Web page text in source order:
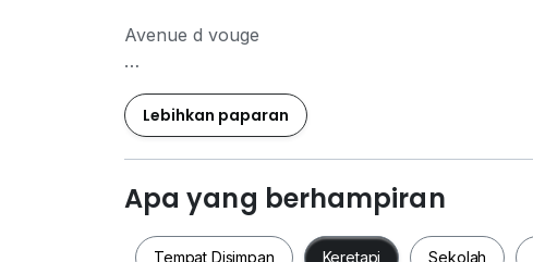
Avenue d vouge
-1 rooms, 1 bathrooms
-1 carpark
-Fully Furnish
-Available now
Rental: RM 1900
Lebihkan paparan
Apa yang berhampiran
Tempat Disimpan Keretapi Sekolah